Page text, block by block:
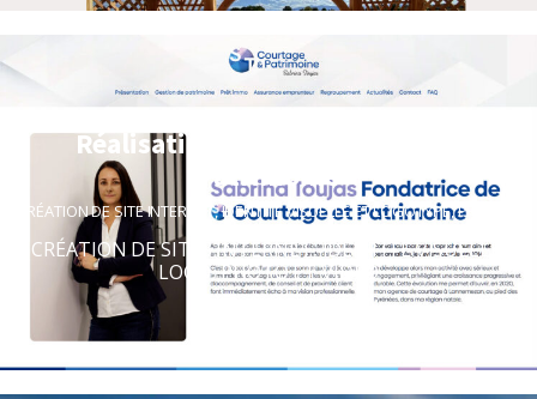
Réalisation du site Courtage et
Patrimoine
CRÉATION DE SITE INTERNET,IDENTITÉ VISUELLE ET LOGOTYPE,PRISE DE
CRÉATION DE SITES INTERNET,IDENTITÉ VISUELLE
LOGO,PHOTO ET VIDÉO